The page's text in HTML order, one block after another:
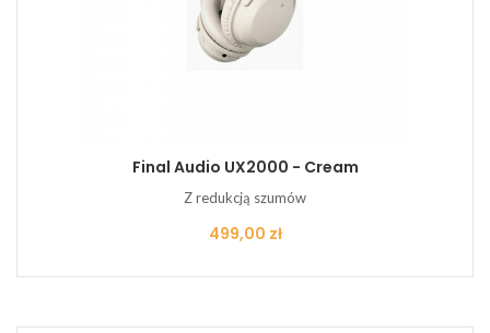
Final Audio UX2000 - Cream
Z redukcją szumów
Cena
499,00 zł